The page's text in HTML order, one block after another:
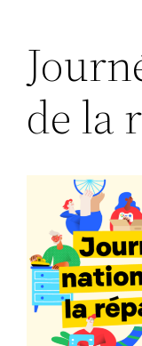
contenu
de la